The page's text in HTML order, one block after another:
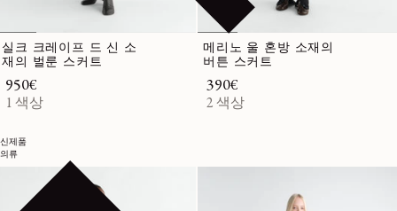
신제품
의류
실크 크레이프 드 신 소
재의 벌룬 스커트
정가
950€
1 색상
메리노 울 혼방 소재의
버튼 스커트
정가
390€
2 색상